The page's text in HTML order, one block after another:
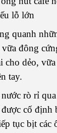
lỗ lớn
quanh
đông
cho dẻo,
tay.
rò rỉ
cố định
tục bịt các